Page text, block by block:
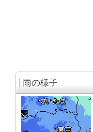
雨の様子